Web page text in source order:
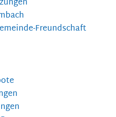
Freundschaft